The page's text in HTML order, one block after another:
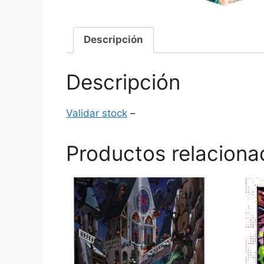
Descripción
Descripción
Validar stock –
Productos